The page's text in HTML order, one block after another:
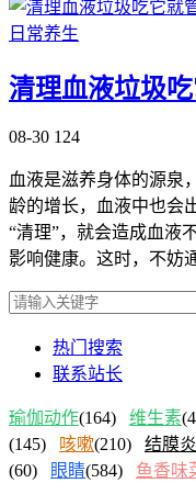
日常养生
清理血液垃圾
08-30 124
血液是滋养身体的源泉
龄的增长，血液中也会
“清理”，就会造成血液
影响健康。这时，不妨
热门搜索
联系站长
瑜伽动作(164) 维生素
(145)
咳嗽(210) 结膜炎
(60)
眼睛(584) 鱼香味